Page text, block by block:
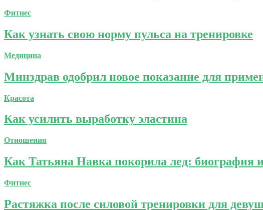
Фитнес
Как узнать свою норму пульса на тренировке
Медицина
Минздрав одобрил новое показание для
Красота
Как усилить выработку эластина
Отношения
Как Татьяна Навка покорила лед:
Фитнес
Растяжка после силовой тренировки для